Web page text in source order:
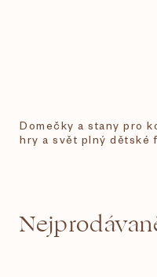
Domečky a stany pro
hry a svět plný dětské